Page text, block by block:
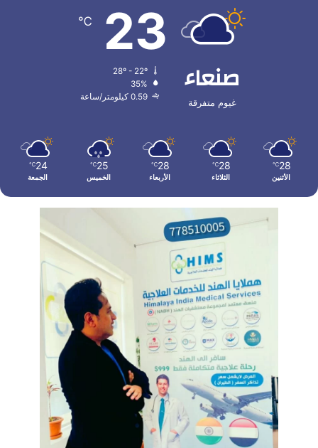
صنعاء
غيوم متفرقة
23
℃
35%
0.59 كيلومتر/ساعة
28
℃
الأثنين
28
℃
الثلاثاء
28
℃
الأربعاء
25
℃
الخميس
24
℃
الجمعة